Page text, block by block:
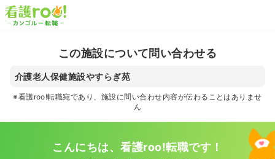
この施設について問い合わせる
介護老人保健施設やすらぎ苑
※看護roo!転職宛であり、施設に問い合わせ内容が伝わることはありませ
ん
こんにちは、看護roo!転職です！